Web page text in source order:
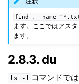
find . -name
ます。ここではアス
ます。
2.8.3. du
ls -l コマンドで